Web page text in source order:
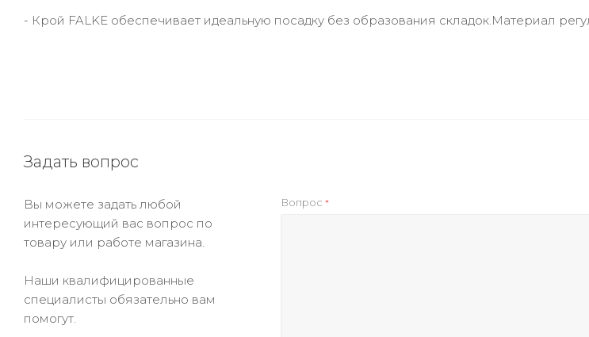
- Крой FALKE обеспечивает идеальную посадку без образования складок.Материал
Задать вопрос
Вы можете задать любой
интересующий вас вопрос по
товару или работе магазина.
Наши квалифицированные
специалисты обязательно вам
помогут.
Вопрос *